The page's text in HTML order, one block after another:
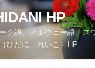
HP
ク語、ノルウェー語、ス
だに れいこ）HP